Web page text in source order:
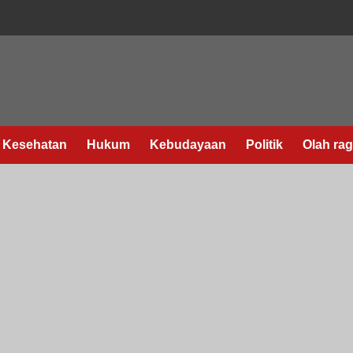
Kesehatan Hukum Kebudayaan Politik Olah